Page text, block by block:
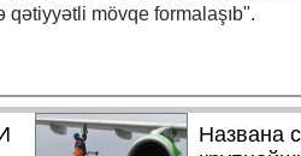
mövqe formalaşıb".